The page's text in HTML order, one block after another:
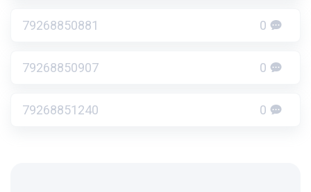
79268850881 0
79268850907 0
79268851240 0